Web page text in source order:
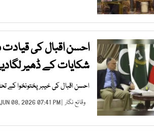
احسن اقبال کی
شکایات کے ڈھیر
احسن اقبال کی خیبرپختونخوا کے
وقائع نگار | JUN 08, 2026 07:41 PM |